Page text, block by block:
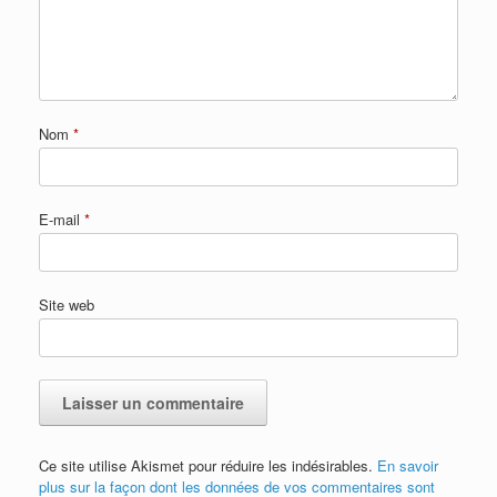
Nom *
E-mail *
Site web
Ce site utilise Akismet pour réduire les indésirables. En savoir
plus sur la façon dont les données de vos commentaires sont